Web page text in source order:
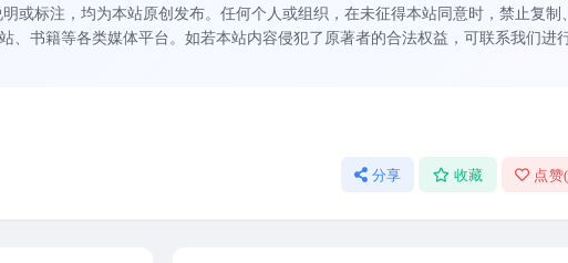
或标注，均为本站原创发布。任何个人或组织，在未征得本站同意时，禁止复制、
、书籍等各类媒体平台。如若本站内容侵犯了原著者的合法权益，可联系我们进
分享 收藏 点赞(